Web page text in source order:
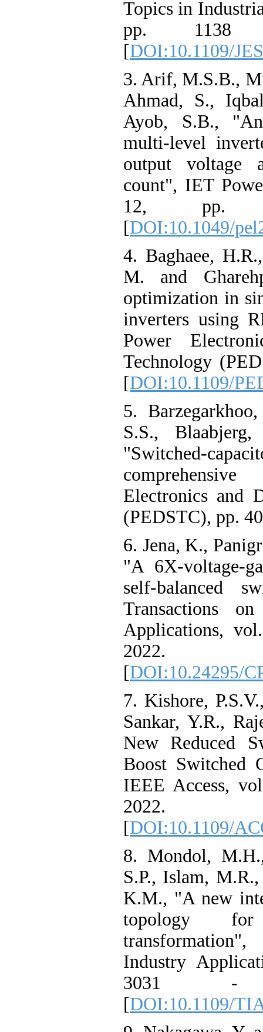
Topics in
pp. 1138
[DOI:10.1109/
3. Arif, M.S.B.,
Ahmad, S.,
Ayob, S.B.,
multi‐level
output voltage
count", IET
12, pp.
[DOI:10.1049/
4. Baghaee,
M. and
optimization in
inverters using
Power
Technology
[DOI:10.1109/
5.
S.S.,
"Switched-
Electronics and
(PEDSTC), pp.
6. Jena, K.,
"A 6X-voltage-
self-balanced
Transactions
Applications,
2022.
[DOI:10.24295/
7. Kishore,
Sankar, Y.R.,
New Reduced
Boost Switched
IEEE Access,
2022.
[DOI:10.1109/
8. Mondol,
S.P., Islam,
K.M., "A new
topology for
Industry
3031 -
[DOI:10.1109/